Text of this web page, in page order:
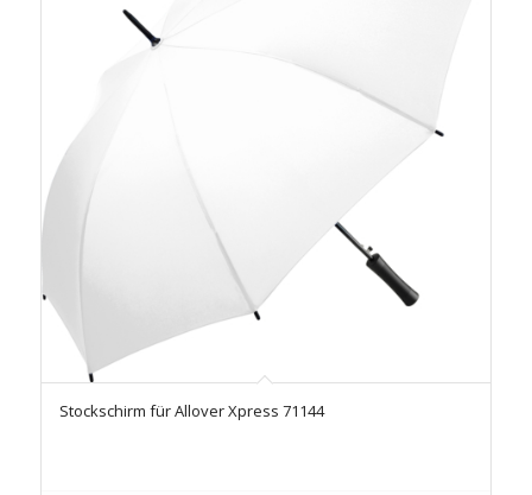
Stockschirm für Allover Xpress 71144